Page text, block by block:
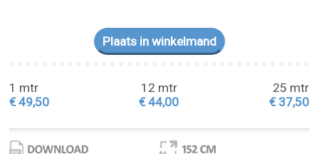
1 mtr
€ 49,50
12 mtr
€ 44,00
25 mtr
€ 37,50